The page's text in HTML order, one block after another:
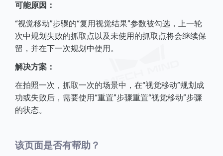
可能原因：
“视觉移动”步骤的“复用视觉结果”参数被勾选，上一轮
次中规划失败的抓取点以及未使用的抓取点将会继续保
留，并在下一次规划中使用。
解决方案：
在拍照一次，抓取一次的场景中，在“视觉移动”规划成
功或失败后，需要使用“重置”步骤重置“视觉移动”步骤
的状态。
该页面是否有帮助？